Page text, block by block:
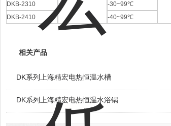
DKB-2310
-30~99℃
DKB-2410
-40~99℃
相关产品
DK系列上海精宏电热恒温水槽
DK系列上海精宏电热恒温水浴锅